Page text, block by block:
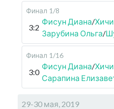
Финал 1/8
3:2
Фисун Диана/
Зарубина Ольга/
Финал 1/16
3:0
Фисун Диана/
Сарапина
29-30 мая, 2019